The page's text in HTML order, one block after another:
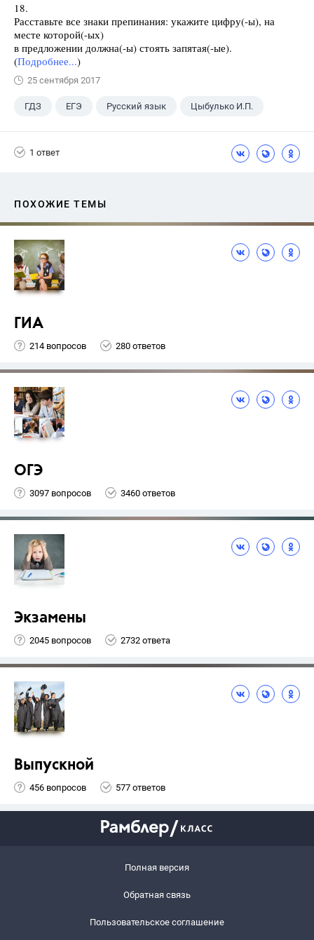
18.
Расставьте все знаки препинания: укажите цифру(-ы), на
месте которой(-ых)
в предложении должна(-ы) стоять запятая(-ые).
(Подробнее...)
25 сентября 2017
ГДЗ ЕГЭ Русский язык Цыбулько И.П.
1 ответ
ПОХОЖИЕ ТЕМЫ
ГИА
214 вопросов 280 ответов
ОГЭ
3097 вопросов 3460 ответов
Экзамены
2045 вопросов 2732 ответа
Выпускной
456 вопросов 577 ответов
Полная версия
Обратная связь
Пользовательское соглашение